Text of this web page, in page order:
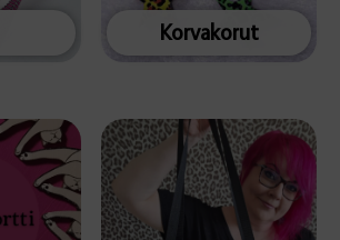
Korvakorut